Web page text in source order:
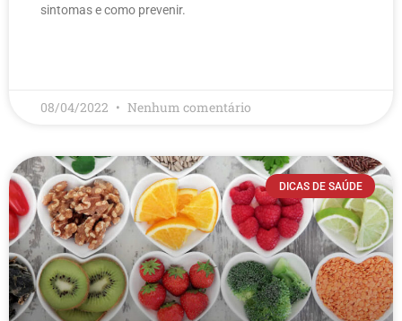
sintomas e como prevenir.
08/04/2022 Nenhum comentário
DICAS DE SAÚDE